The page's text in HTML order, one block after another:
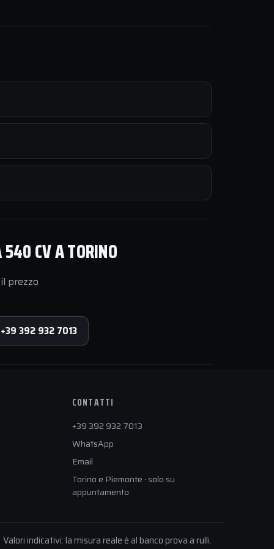
CV A TORINO
prezzo
392 932 7013
CONTATTI
+39 392 932 7013
WhatsApp
Email
Torino e Piemonte · solo su
appuntamento
Valori indicativi: la misura reale è al banco prova a rulli.